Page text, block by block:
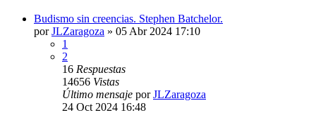
Budismo sin creencias. Stephen Batchelor.
porJLZaragoza » 05 Abr 2024 17:10
1
2
16 Respuestas
14656 Vistas
Último mensaje porJLZaragoza
24 Oct 2024 16:48